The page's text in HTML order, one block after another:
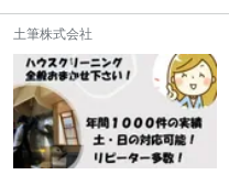
土筆株式会社